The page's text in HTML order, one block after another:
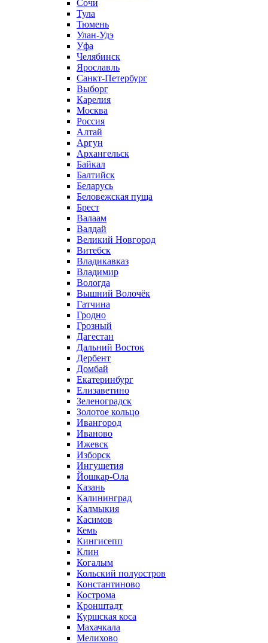
Сочи
Тула
Тюмень
Улан-Удэ
Уфа
Челябинск
Ярославль
Санкт-Петербург
Выборг
Карелия
Москва
Россия
Алтай
Аргун
Архангельск
Байкал
Балтийск
Беларусь
Беловежская пуща
Брест
Валаам
Валдай
Великий Новгород
Витебск
Владикавказ
Владимир
Вологда
Вышний Волочёк
Гатчина
Гродно
Грозный
Дагестан
Дальний Восток
Дербент
Домбай
Екатеринбург
Елизаветино
Зеленоградск
Золотое кольцо
Ивангород
Иваново
Ижевск
Изборск
Ингушетия
Йошкар-Ола
Казань
Калининград
Калмыкия
Касимов
Кемь
Кингисепп
Клин
Когалым
Кольский полуостров
Константиново
Кострома
Кронштадт
Куршская коса
Махачкала
Мелихово